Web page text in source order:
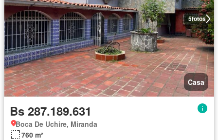
5fotos
Casa
Bs 287.189.631
Boca De Uchire, Miranda
760 m²